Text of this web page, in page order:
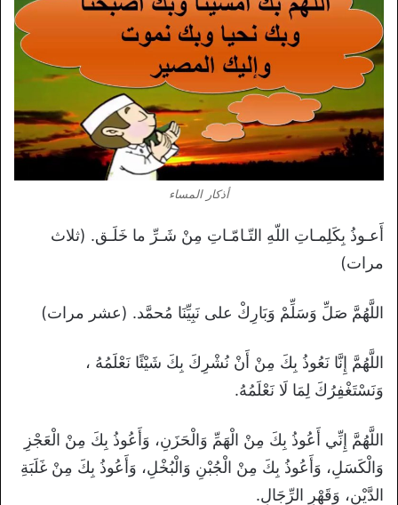
أذكار المساء
أَعـوذُ بِكَلِمـاتِ اللّهِ التّـامّـاتِ مِنْ شَـرِّ ما خَلَـق. (ثلاث
مرات)
اللَّهُمَّ صَلِّ وَسَلِّمْ وَبَارِكْ على نَبِيِّنَا مُحمَّد. (عشر مرات)
اللَّهُمَّ إِنَّا نَعُوذُ بِكَ مِنْ أَنْ نُشْرِكَ بِكَ شَيْئًا نَعْلَمُهُ ،
وَنَسْتَغْفِرُكَ لِمَا لَا نَعْلَمُهُ.
اللَّهُمَّ إِنِّي أَعُوذُ بِكَ مِنْ الْهَمِّ وَالْحَزَنِ، وَأَعُوذُ بِكَ مِنْ الْعَجْزِ
وَالْكَسَلِ، وَأَعُوذُ بِكَ مِنْ الْجُبْنِ وَالْبُخْلِ، وَأَعُوذُ بِكَ مِنْ غَلَبَةِ
الدَّيْنِ، وَقَهْرِ الرِّجَالِ.